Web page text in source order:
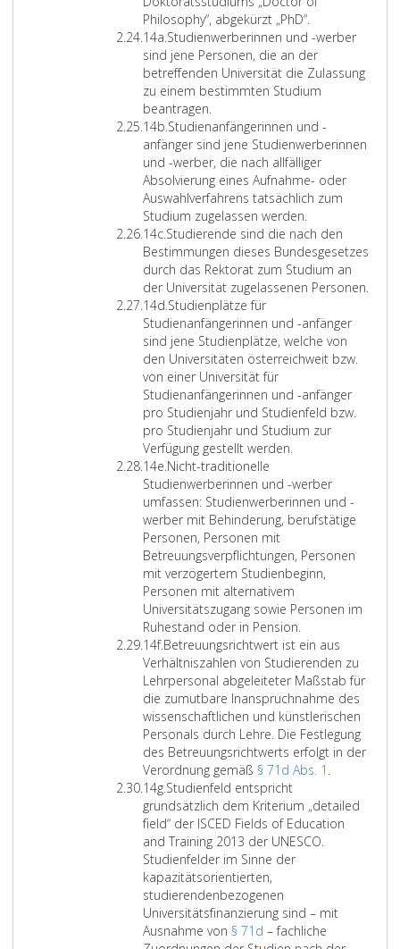
e
r
f
o
r
e
r
n
,
a
l
s
a
u
c
h
d
e
r
e
n
V
e
r
t
i
e
f
u
n
g
u
n
d
E
r
g
ä
n
z
u
n
g
d
i
e
n
e
n
.
D
s
t
l
e
i
s
c
h
e
E
r
k
e
n
t
n
s
s
e
d
M
e
h
o
e
e
r
f
o
r
d
e
r
.
D
i
S
t
n
d
i
e
A
n
f
o
r
d
e
r
u
n
g
e
n
d
e
s
A
r
t
i
k
e
l
1
1
L
i
t
e
r
a
e
,
d
e
r
R
i
c
h
t
l
i
n
i
e
2
i
c
h
n
S
t
u
d
e
n
,
d
e
d
e
W
e
r
e
n
w
i
k
u
n
g
d
e
r
B
e
ä
h
i
g
z
Philosophy“, abgekürzt „PhD“.
14a.Z
f
f
e
r
1
4
a
Studienwerberinnen und -werber
sind jene Personen, die an der
betreffenden Universität die Zulassung
zu einem bestimmten Studium
beantragen.
14b.Z
i
f
f
e
r
1
4
b
Studienanfängerinnen und -
anfänger sind jene Studienwerberinnen
und -werber, die nach allfälliger
Absolvierung eines Aufnahme- oder
Auswahlverfahrens tatsächlich zum
Studium zugelassen werden.
14c.Z
i
f
f
e
r
1
4
c
Studierende sind die nach den
Bestimmungen dieses Bundesgesetzes
durch das Rektorat zum Studium an
der Universität zugelassenen Personen.
14d.Z
i
f
e
r
1
4
d
Studienplätze für
Studienanfängerinnen und -anfänger
sind jene Studienplätze, welche von
den Universitäten österreichweit bzw.
von einer Universität für
Studienanfängerinnen und -anfänger
pro Studienjahr und Studienfeld bzw.
pro Studienjahr und Studium zur
Verfügung gestellt werden.
14e.Z
i
f
f
e
r
1
4
e
Nicht-traditionelle
Studienwerberinnen und -werber
umfassen: Studienwerberinnen und -
werber mit Behinderung, berufstätige
Personen, Personen mit
Betreuungsverpflichtungen, Personen
mit verzögertem Studienbeginn,
Personen mit alternativem
Universitätszugang sowie Personen im
Ruhestand oder in Pension.
14f.Z
i
f
f
e
r
1
4
f
Betreuungsrichtwert ist ein aus
Verhältniszahlen von Studierenden zu
Lehrpersonal abgeleiteter Maßstab für
die zumutbare Inanspruchnahme des
wissenschaftlichen und künstlerischen
Personals durch Lehre. Die Festlegung
des Betreuungsrichtwerts erfolgt in der
Verordnung gemäß § 71d Abs. 1 .
t
r
g
14g.Z
i
f
e
r
1
4
g
Studienfeld entspricht
grundsätzlich dem Kriterium „detailed
field“ der ISCED Fields of Education
and Training 2013 der UNESCO.
Studienfelder im Sinne der
kapazitätsorientierten,
studierendenbezogenen
Universitätsfinanzierung sind – mit
Ausnahme von § 71d – fachliche